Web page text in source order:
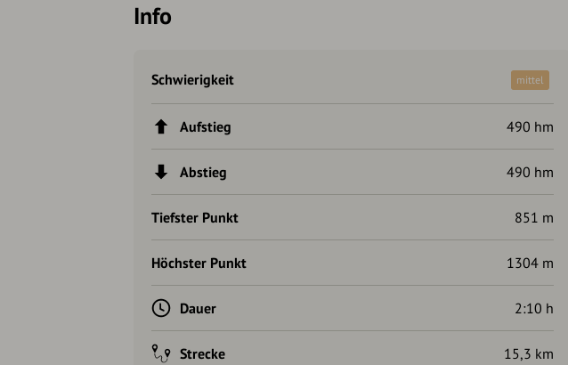
Info
Schwierigkeit mittel
Aufstieg 490 hm
Abstieg 490 hm
Tiefster Punkt 851 m
Höchster Punkt 1304 m
Dauer 2:10 h
Strecke 15,3 km